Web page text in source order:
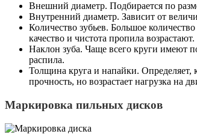
Внешний диаметр. Подбирается по
Внутренний диаметр. Зависит от
Количество зубьев. Большое количество
качество и чистота пропила возрастают.
Наклон зуба. Чаще всего круги имеют
распила.
Толщина круга и напайки.
прочность, но возрастает нагрузка на
Маркировка пильных дисков